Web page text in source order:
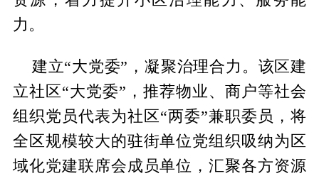
力。
建立“大党委”，凝聚治理合力。该区建
立社区“大党委”，推荐物业、商户等社会
组织党员代表为社区“两委”兼职委员，将
全区规模较大的驻街单位党组织吸纳为区
域化党建联席会成员单位，汇聚各方资源